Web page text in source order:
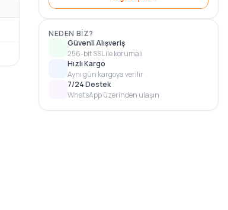
NEDEN BIZ?
Güvenli Alışveriş
256-bit SSL ile korumalı
Hızlı Kargo
Aynı gün kargoya verilir
7/24 Destek
WhatsApp üzerinden ulaşın